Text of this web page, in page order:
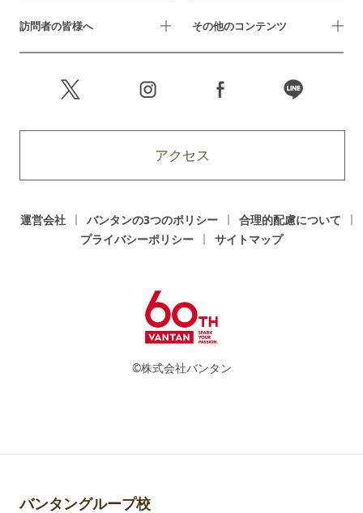
訪問者の皆様へ その他のコンテンツ
アクセス
運営会社 バンタンの3つのポリシー
合理的配慮について
プライバシーポリシー
サイトマップ
©株式会社バンタン
バンタングループ校